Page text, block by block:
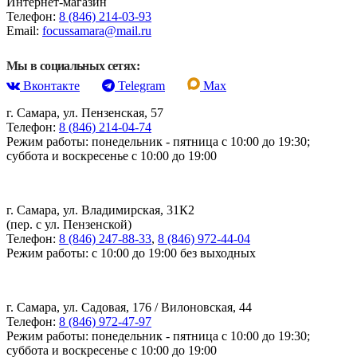
Телефон: 8 (846) 214-03-93
Email: focussamara@mail.ru
Мы в социальных сетях:
Вконтакте
Telegram
Max
г. Самара, ул. Пензенская, 57
Телефон: 8 (846) 214-04-74
Режим работы: понедельник - пятница с 10:00 до 19:30;
суббота и воскресенье с 10:00 до 19:00
г. Самара, ул. Владимирская, 31К2
(пер. с ул. Пензенской)
Телефон: 8 (846) 247-88-33, 8 (846) 972-44-04
Режим работы: с 10:00 до 19:00 без выходных
г. Самара, ул. Садовая, 176 / Вилоновская, 44
Телефон: 8 (846) 972-47-97
Режим работы: понедельник - пятница с 10:00 до 19:30;
суббота и воскресенье с 10:00 до 19:00